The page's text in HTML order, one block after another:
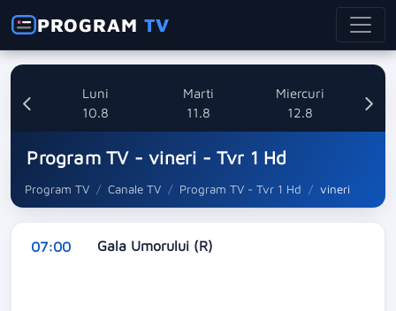
PROGRAMTV
Luni
10.8
Marti
11.8
Miercuri
12.8
Program TV - vineri - Tvr 1 Hd
Program TV Canale TV Program TV - Tvr 1 Hd vineri
07:00 Gala Umorului (R)